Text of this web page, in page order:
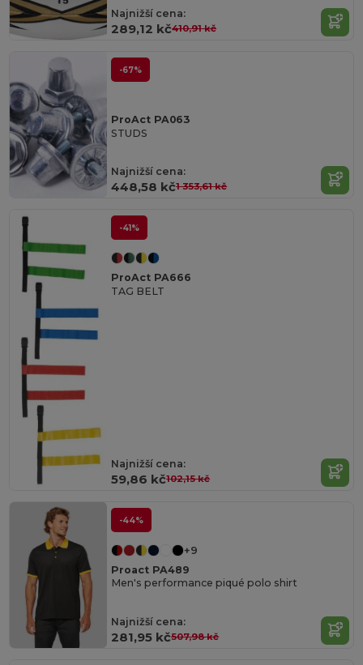
Najnižší cena:
289,12 kč410,91 kč
-67%
ProAct PA063
STUDS
Najnižší cena:
448,58 kč1 353,61 kč
-41%
ProAct PA666
TAG BELT
Najnižší cena:
59,86 kč102,15 kč
-44%
+9
Proact PA489
Men's performance piqué polo shirt
Najnižší cena:
281,95 kč507,98 kč